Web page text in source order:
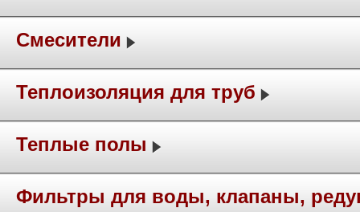
Смесители
Теплоизоляция для труб
Теплые полы
Фильтры для воды, клапаны,